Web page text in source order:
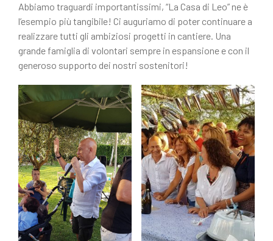
c
e
b
o
o
k
n
di
vi
di
Abbiamo traguardi importantissimi, “La Casa di Leo” ne è
l’esempio più tangibile! Ci auguriamo di poter continuare a
realizzare tutti gli ambiziosi progetti in cantiere. Una
grande famiglia di volontari sempre in espansione e con il
generoso supporto dei nostri sostenitori!